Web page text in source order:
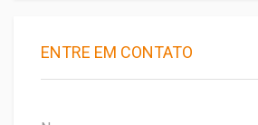
ENTRE EM CONTATO